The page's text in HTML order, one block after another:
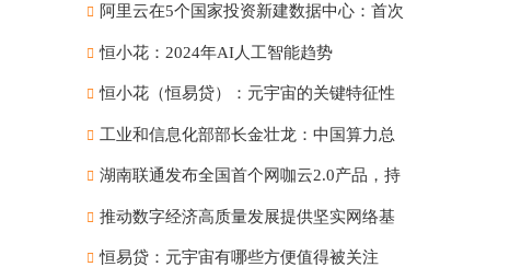
阿里云在5个国家投资新建数据中心：首次
恒小花：2024年AI人工智能趋势
恒小花（恒易贷）：元宇宙的关键特征性
工业和信息化部部长金壮龙：中国算力总
湖南联通发布全国首个网咖云2.0产品，持
推动数字经济高质量发展提供坚实网络基
恒易贷：元宇宙有哪些方便值得被关注